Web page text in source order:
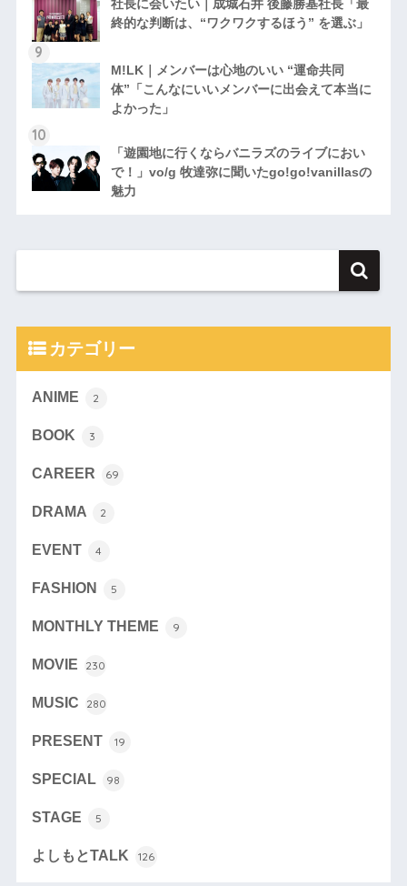
社長に会いたい｜成城石井 後藤勝基社長「最
終的な判断は、“ワクワクするほう” を選ぶ」
M!LK｜メンバーは心地のいい “運命共同
体”「こんなにいいメンバーに出会えて本当に
よかった」
「遊園地に行くならバニラズのライブにおい
で！」vo/g 牧達弥に聞いたgo!go!vanillasの
魅力
カテゴリー
ANIME 2
BOOK 3
CAREER 69
DRAMA 2
EVENT 4
FASHION 5
MONTHLY THEME 9
MOVIE 230
MUSIC 280
PRESENT 19
SPECIAL 98
STAGE 5
よしもとTALK 126